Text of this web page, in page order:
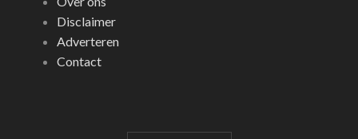
Disclaimer
Adverteren
Contact